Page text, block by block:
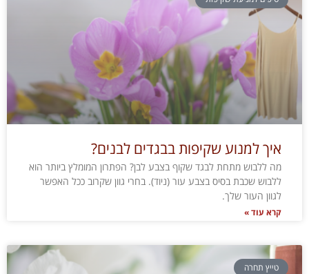
איך למנוע שקיפות בבגדים לבנים?
מה ללבוש מתחת לבגד שקוף בצבע לבן? הפתרון המומלץ ביותר הוא
ללבוש שכבת בסיס בצבע עור (ניוד). בחרי גוון שקרוב ככל האפשר
לגוון העור שלך.
קרא עוד »
טייץ תחרה